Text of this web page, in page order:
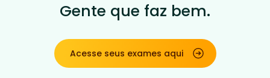
Gente que faz bem.
Acesse seus exames aqui